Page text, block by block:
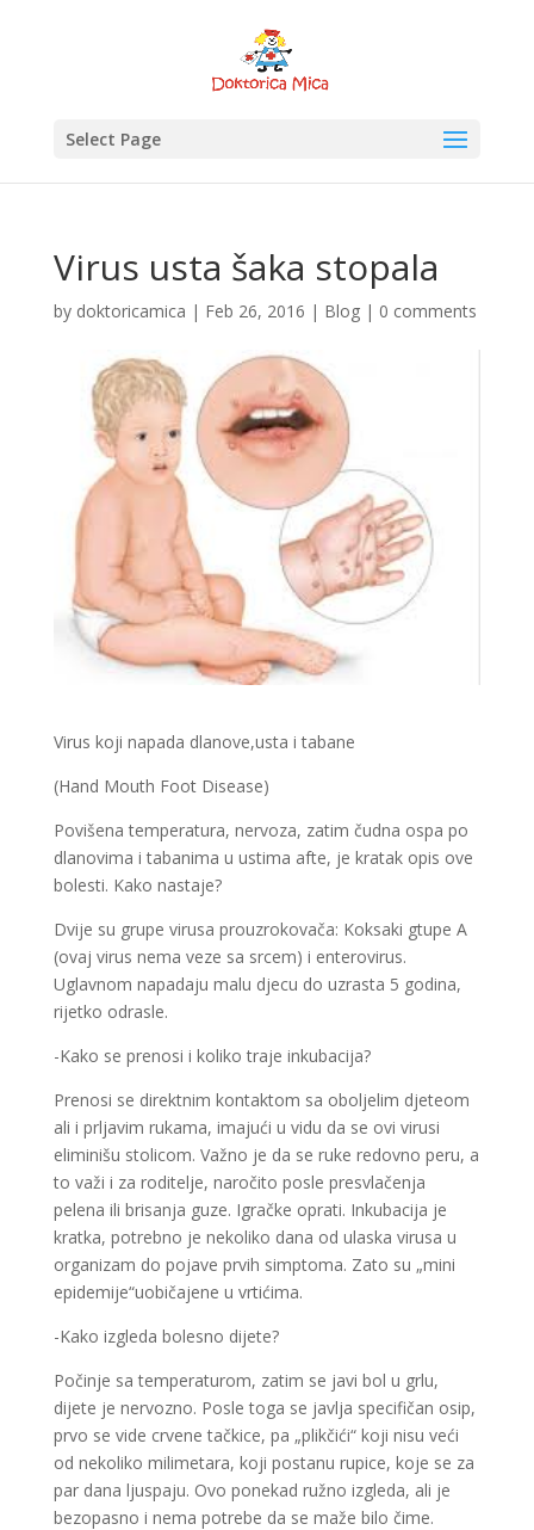
Select Page
Virus usta šaka stopala
by doktoricamica | Feb 26, 2016 | Blog| 0 comments
Virus koji napada dlanove,usta i tabane
(Hand Mouth Foot Disease)
Povišena temperatura, nervoza, zatim čudna ospa po
dlanovima i tabanima u ustima afte, je kratak opis ove
bolesti. Kako nastaje?
Dvije su grupe virusa prouzrokovača: Koksaki gtupe A
(ovaj virus nema veze sa srcem) i enterovirus.
Uglavnom napadaju malu djecu do uzrasta 5 godina,
rijetko odrasle.
-Kako se prenosi i koliko traje inkubacija?
Prenosi se direktnim kontaktom sa oboljelim djeteom
ali i prljavim rukama, imajući u vidu da se ovi virusi
eliminišu stolicom. Važno je da se ruke redovno peru, a
to važi i za roditelje, naročito posle presvlačenja
pelena ili brisanja guze. Igračke oprati. Inkubacija je
kratka, potrebno je nekoliko dana od ulaska virusa u
organizam do pojave prvih simptoma. Zato su „mini
epidemije“uobičajene u vrtićima.
-Kako izgleda bolesno dijete?
Počinje sa temperaturom, zatim se javi bol u grlu,
dijete je nervozno. Posle toga se javlja specifičan osip,
prvo se vide crvene tačkice, pa „plikčići“ koji nisu veći
od nekoliko milimetara, koji postanu rupice, koje se za
par dana ljuspaju. Ovo ponekad ružno izgleda, ali je
bezopasno i nema potrebe da se maže bilo čime.